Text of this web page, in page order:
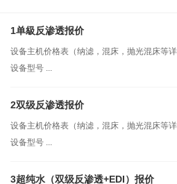
1单級反渗透报价
设备主机价格表（纳滤，混床，抛光混床等
设备型号 ...
2双级反渗透报价
设备主机价格表（纳滤，混床，抛光混床等
设备型号 ...
3超纯水（双级反渗透+EDI）报价